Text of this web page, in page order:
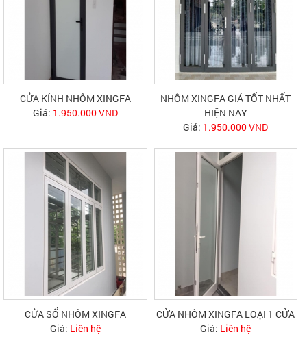
CỬA KÍNH NHÔM XINGFA
Giá: 1.950.000 VND
NHÔM XINGFA GIÁ TỐT NHẤT
HIỆN NAY
Giá: 1.950.000 VND
CỬA SỔ NHÔM XINGFA
Giá: Liên hệ
CỬA NHÔM XINGFA LOẠI 1 CỬA
Giá: Liên hệ